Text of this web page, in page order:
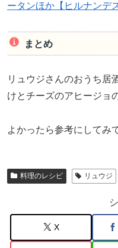
ータンほか【ヒルナンデ
まとめ
リュウジさんのおうち居
けとチーズのアヒージョ
よかったら参考にしてみ
料理のレシピ リュウジ
X